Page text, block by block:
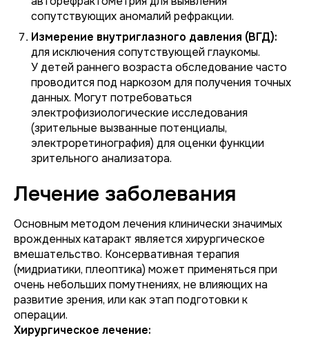
сопутствующих аномалий рефракции.
Измерение внутриглазного давления (ВГД):
для исключения сопутствующей глаукомы.
У детей раннего возраста обследование часто
проводится под наркозом для получения точных
данных. Могут потребоваться
электрофизиологические исследования
(зрительные вызванные потенциалы,
электроретинография) для оценки функции
зрительного анализатора.
Лечение заболевания
Основным методом лечения клинически значимых
врожденных катаракт является хирургическое
вмешательство. Консервативная терапия
(мидриатики, плеоптика) может применяться при
очень небольших помутнениях, не влияющих на
развитие зрения, или как этап подготовки к
операции.
Хирургическое лечение: